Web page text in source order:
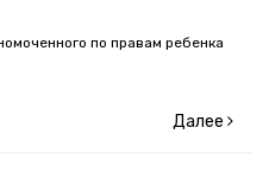
по правам ребенка
Далее